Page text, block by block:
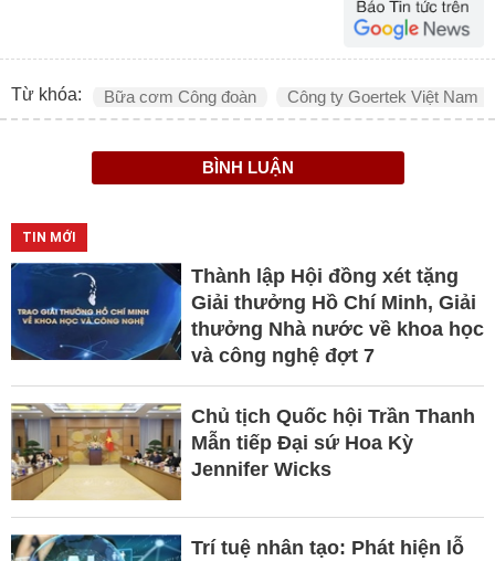
Từ khóa: Bữa cơm Công đoàn Công ty Goertek Việt Nam
BÌNH LUẬN
TIN MỚI
Thành lập Hội đồng xét tặng
Giải thưởng Hồ Chí Minh, Giải
thưởng Nhà nước về khoa học
và công nghệ đợt 7
Chủ tịch Quốc hội Trần Thanh
Mẫn tiếp Đại sứ Hoa Kỳ
Jennifer Wicks
Trí tuệ nhân tạo: Phát hiện lỗ